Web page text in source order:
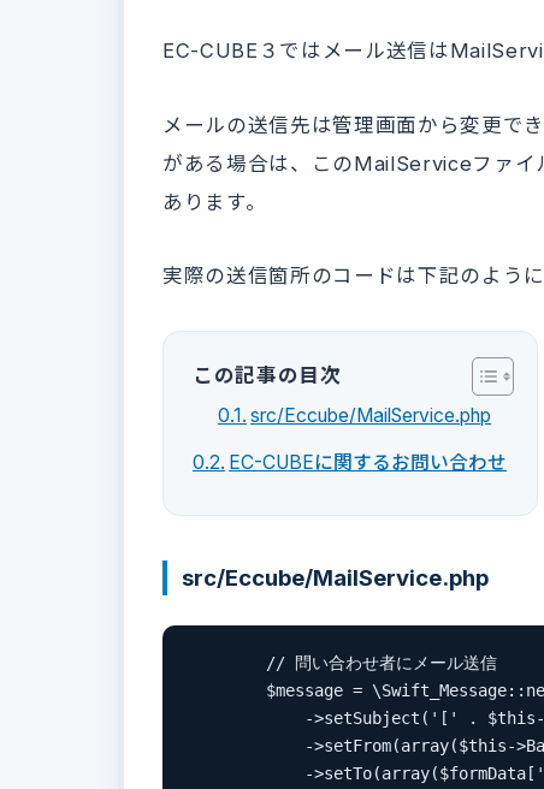
EC-CUBE３ではメール送信は
メールの送信先は管理画面から変更で
がある場合は、このMailServiceファイ
あります。
実際の送信箇所のコードは下記のように
この記事の目次
src/Eccube/MailService.php
EC-CUBEに関するお問い合わせ
src/Eccube/MailService.php
        // 問い合わせ者にメール送信
$message =
->setSubject('[' . $this-
->setFrom(array($this-
-